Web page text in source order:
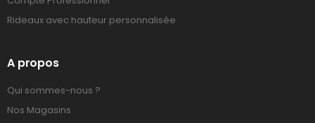
Rideaux avec hauteur personnalisée
A propos
Qui sommes-nous ?
Nos Magasins